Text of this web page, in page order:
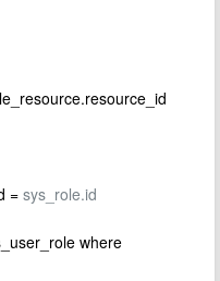
= sys_role.id
where